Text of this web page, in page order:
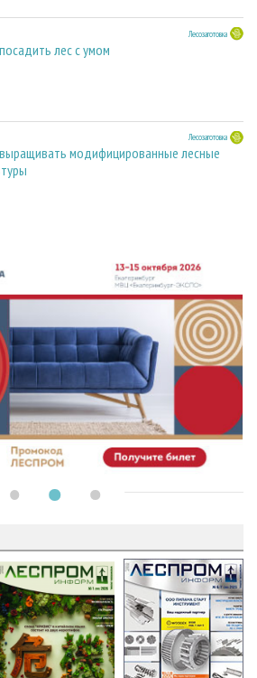
Лесозаготовка
лес с умом
Лесозаготовка
модифицированные лесные